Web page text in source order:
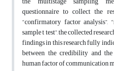
questionnaire to collect the
“confirmatory factor analysis”,
sample t test”, the collected
findings in this research fully
between the credibility and the
human factor of communication